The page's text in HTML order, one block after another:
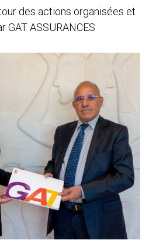
des actions organisées et
GAT ASSURANCES